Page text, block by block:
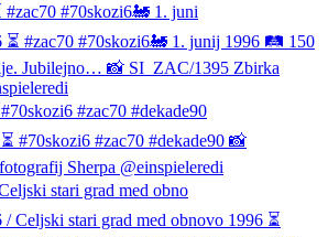
#70skozi6🚂 1. juni
#zac70 #dekade90
stari grad med obno